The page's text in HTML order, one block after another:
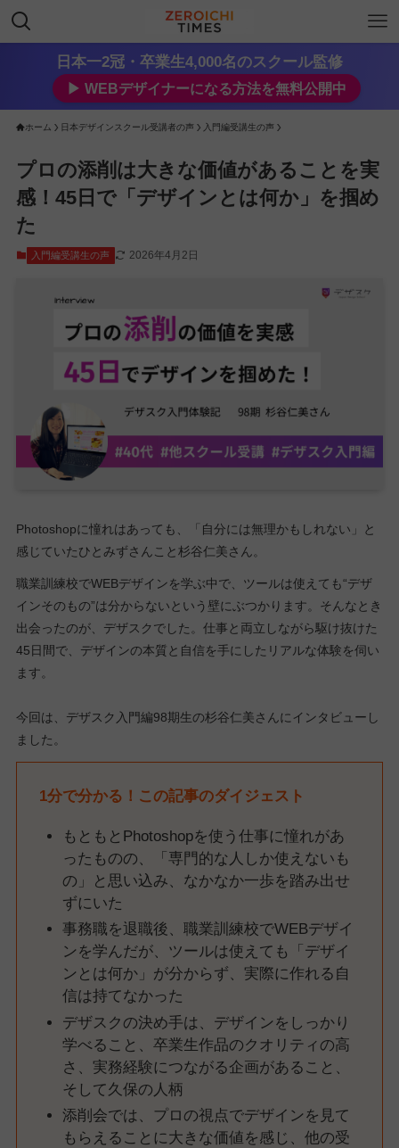
日本一2冠・卒業生4,000名のスクール監修
▶︎ WEBデザイナーになる方法を無料公開中
ホーム 日本デザインスクール受講者の声 入門編受講生の声
プロの添削は大きな価値があることを実
感！45日で「デザインとは何か」を掴め
た
入門編受講生の声 2026年4月2日
Photoshopに憧れはあっても、「自分には無理かもしれない」と
感じていたひとみずさんこと杉谷仁美さん。
職業訓練校でWEBデザインを学ぶ中で、ツールは使えても“デザ
インそのもの”は分からないという壁にぶつかります。そんなとき
出会ったのが、デザスクでした。仕事と両立しながら駆け抜けた
45日間で、デザインの本質と自信を手にしたリアルな体験を伺い
ます。
今回は、デザスク入門編98期生の杉谷仁美さんにインタビューし
ました。
1分で分かる！この記事のダイジェスト
もともとPhotoshopを使う仕事に憧れがあ
ったものの、「専門的な人しか使えないも
の」と思い込み、なかなか一歩を踏み出せ
ずにいた
事務職を退職後、職業訓練校でWEBデザイ
ンを学んだが、ツールは使えても「デザイ
ンとは何か」が分からず、実際に作れる自
信は持てなかった
デザスクの決め手は、デザインをしっかり
学べること、卒業生作品のクオリティの高
さ、実務経験につながる企画があること、
そして久保の人柄
添削会では、プロの視点でデザインを見て
もらえることに大きな価値を感じ、他の受